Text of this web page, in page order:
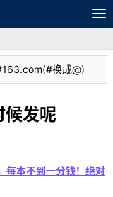
换成@)
候发呢
每本不到一分钱！绝对